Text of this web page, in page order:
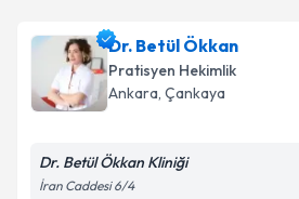
Dr. Zafer Kahyaoğluiçin
oluşturun. Size bu uzmandan
takvim hazırlandığında e-posta
Dr. Betül Ökkan
Pratisyen Hekimlik
Ankara, Çankaya
Dr. Betül Ökkan Kliniği
İran Caddesi 6/4